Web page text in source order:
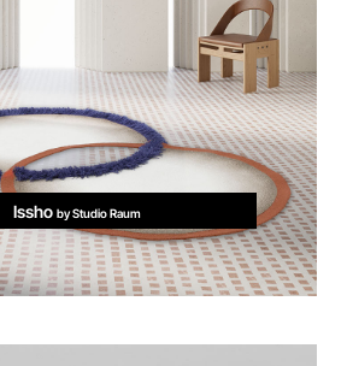
Issho by Studio Raum